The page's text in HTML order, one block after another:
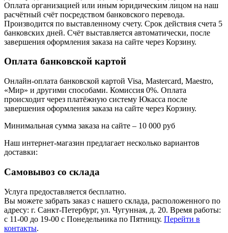
Оплата организацией или иным юридическим лицом на наш
расчётный счёт посредством банковского перевода.
Производится по выставленному счету. Срок действия счета 5
банковских дней. Счёт выставляется автоматически, после
завершения оформления заказа на сайте через Корзину.
Оплата банковской картой
Онлайн-оплата банковской картой Visa, Mastercard, Maestro,
«Мир» и другими способами. Комиссия 0%. Оплата
происходит через платёжную систему Юкасса после
завершения оформления заказа на сайте через Корзину.
Минимальная сумма заказа на сайте – 10 000 руб
Наш интернет-магазин предлагает несколько вариантов
доставки:
Самовывоз со склада
Услуга предоставляется бесплатно.
Вы можете забрать заказ с нашего склада, расположенного по
адресу: г. Санкт-Петербург, ул. Чугунная, д. 20. Время работы:
с 11-00 до 19-00 с Понедельника по Пятницу. Перейти в
контакты.